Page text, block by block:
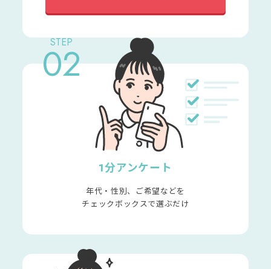
STEP
02
1分アンケート
年代・性別、ご希望などを
チェックボックスで選ぶだけ